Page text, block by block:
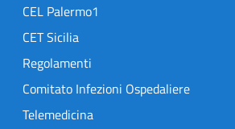
CEL Palermo1
CET Sicilia
Regolamenti
Comitato Infezioni Ospedaliere
Telemedicina